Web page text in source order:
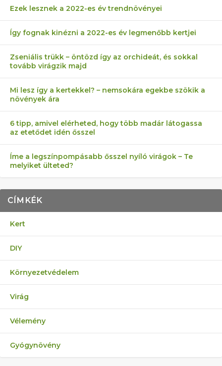
Ezek lesznek a 2022-es év trendnövényei
Így fognak kinézni a 2022-es év legmenőbb kertjei
Zseniális trükk – öntözd így az orchideát, és sokkal
tovább virágzik majd
Mi lesz így a kertekkel? – nemsokára egekbe szökik a
növények ára
6 tipp, amivel elérheted, hogy több madár látogassa
az etetődet idén ősszel
Íme a legszínpompásabb ősszel nyíló virágok – Te
melyiket ülteted?
CÍMKÉK
Kert
DIY
Környezetvédelem
Virág
Vélemény
Gyógynövény